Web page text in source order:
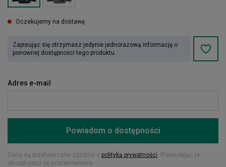
Oczekujemy na dostawę
Zapisując się otrzymasz jedynie jednorazową informację o
ponownej dostępności tego produktu.
Adres e-mail
Powiadom o dostępności
Dane są przetwarzane zgodnie z polityką prywatności . Przesyłając je,
akceptujesz jej postanowienia.